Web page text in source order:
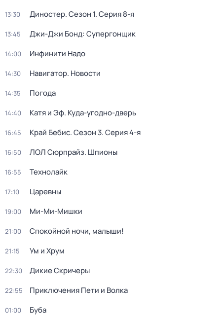
13:30 Диностер. Сезон 1. Серия 8-я
13:45 Джи-Джи Бонд: Супергонщик
14:00 Инфинити Надо
14:30 Навигатор. Новости
14:35 Погода
14:40 Катя и Эф. Куда-угодно-дверь
16:45 Край Бебис. Сезон 3. Серия 4-я
16:50 ЛОЛ Сюрпрайз. Шпионы
16:55 Технолайк
17:10 Царевны
19:00 Ми-Ми-Мишки
21:00 Спокойной ночи, малыши!
21:15 Ум и Хрум
22:30 Дикие Скричеры
22:55 Приключения Пети и Волка
01:00 Буба